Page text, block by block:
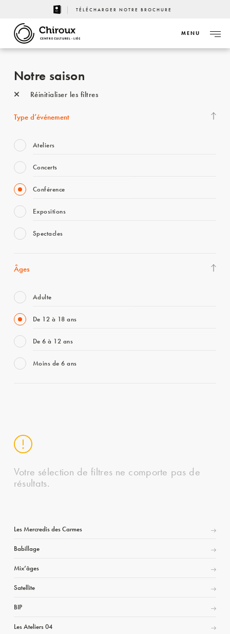
TÉLÉCHARGER NOTRE BROCHURE
CENTRE CULTUREL - LIÈGE
MENU
Notre saison
Réinitialiser les filtres
Type d’événement
Ateliers
Concerts
Conférence
Expositions
Spectacles
Âges
Adulte
De 12 à 18 ans
De 6 à 12 ans
Moins de 6 ans
Votre sélection de filtres ne comporte pas de
résultats.
Les Mercredis des Carmes
Babillage
Mix’âges
Satellite
BIP
Les Ateliers 04